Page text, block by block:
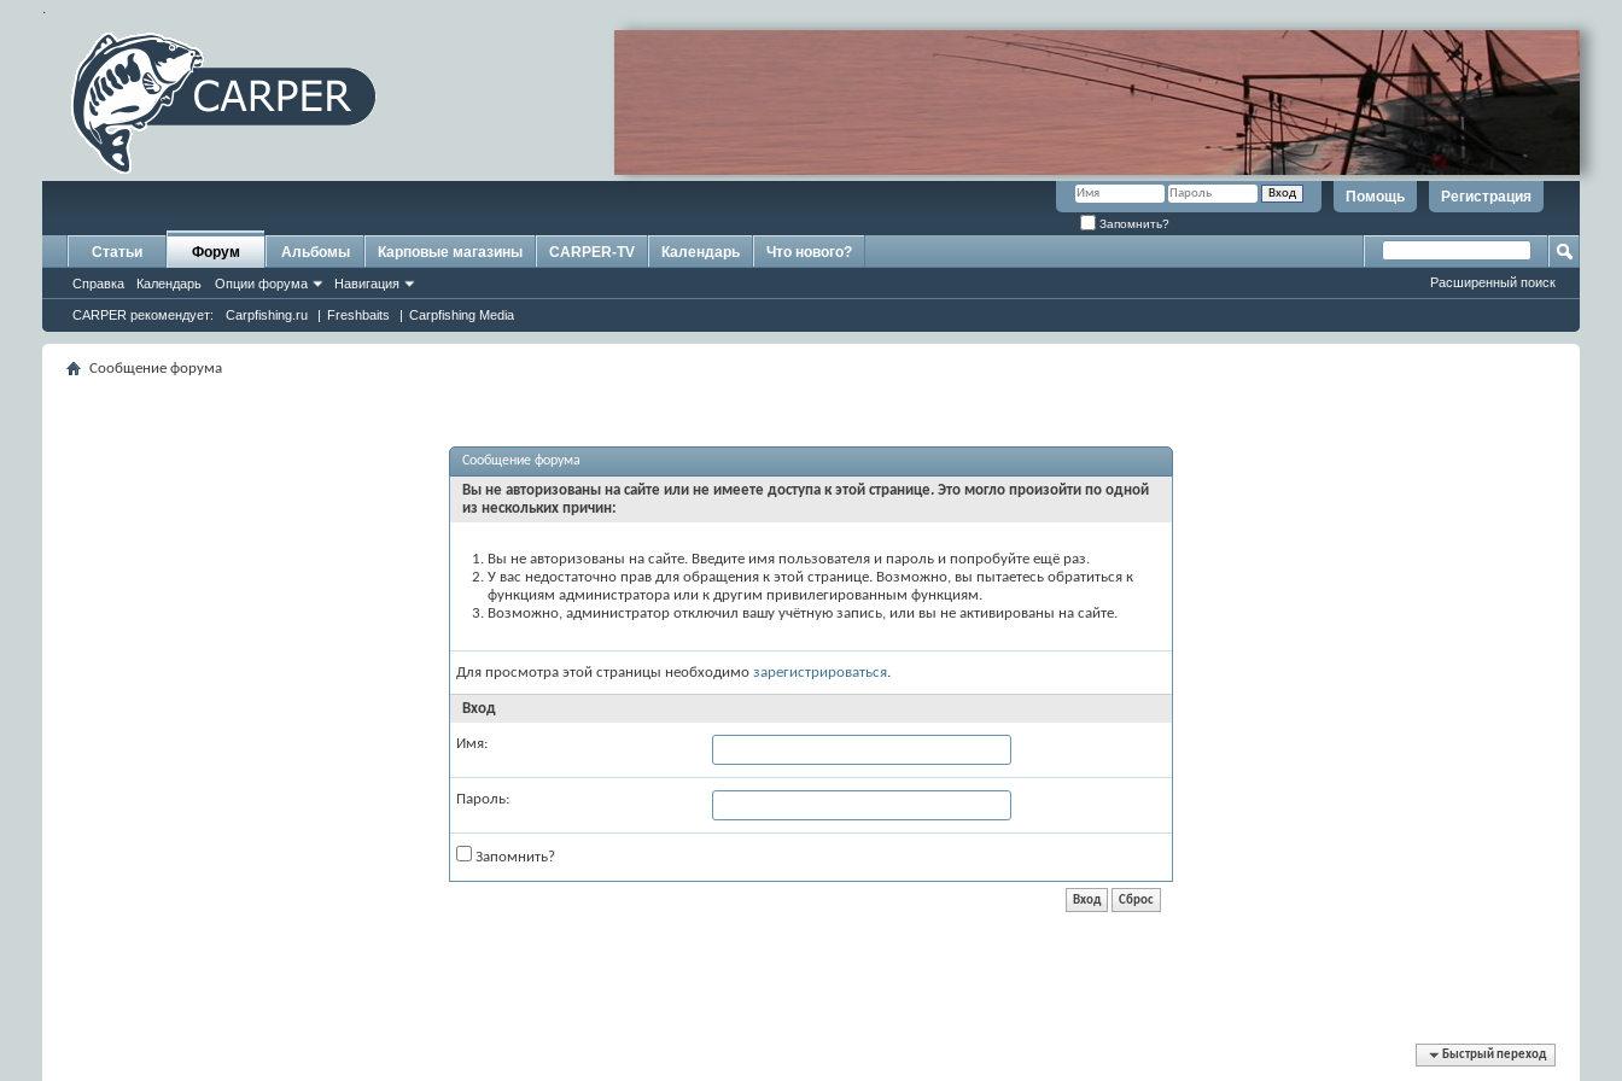
.
Регистрация
Помощь
Запомнить?
Статьи Форум
Справка Календарь Опции форума Навигация
CARPER рекомендует: Carpfishing.ru | Freshbaits | Carpfishing Media
Альбомы Карповые магазины CARPER-TV Календарь Что нового?
Расширенный поиск
Сообщение форума
Сообщение форума
Вы не авторизованы на сайте или не имеете доступа к этой странице. Это могло произойти по одной
из нескольких причин:
Вы не авторизованы на сайте. Введите имя пользователя и пароль и попробуйте ещё раз.
У вас недостаточно прав для обращения к этой странице. Возможно, вы пытаетесь обратиться к
функциям администратора или к другим привилегированным функциям.
Возможно, администратор отключил вашу учётную запись, или вы не активированы на сайте.
Для просмотра этой страницы необходимо зарегистрироваться.
Вход
Имя:
Пароль:
Запомнить?
Быстрый переход